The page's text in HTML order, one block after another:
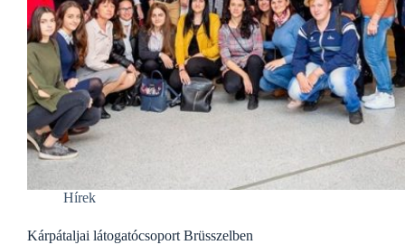
Hírek
Kárpátaljai látogatócsoport Brüsszelben